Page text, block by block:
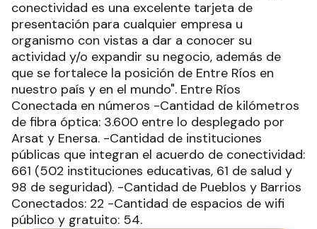
conectividad es una excelente tarjeta de
presentación para cualquier empresa u
organismo con vistas a dar a conocer su
actividad y/o expandir su negocio, además de
que se fortalece la posición de Entre Ríos en
nuestro país y en el mundo". Entre Ríos
Conectada en números -Cantidad de kilómetros
de fibra óptica: 3.600 entre lo desplegado por
Arsat y Enersa. -Cantidad de instituciones
públicas que integran el acuerdo de conectividad:
661 (502 instituciones educativas, 61 de salud y
98 de seguridad). -Cantidad de Pueblos y Barrios
Conectados: 22 -Cantidad de espacios de wifi
público y gratuito: 54.